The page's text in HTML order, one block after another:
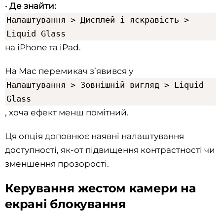
• Де знайти:
Налаштування > Дисплей і яскравість >
Liquid Glass
на iPhone та iPad.
На Mac перемикач з’явився у
Налаштування > Зовнішній вигляд > Liquid
Glass
, хоча ефект менш помітний.
Ця опція доповнює наявні налаштування
доступності, як-от підвищення контрастності чи
зменшення прозорості.
Керування жестом камери на
екрані блокування